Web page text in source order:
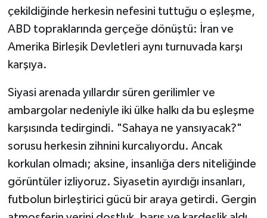
çekildiğinde herkesin nefesini tuttuğu o eşleşme,
ABD topraklarında gerçeğe dönüştü: İran ve
Amerika Birleşik Devletleri aynı turnuvada karşı
karşıya.
​Siyasi arenada yıllardır süren gerilimler ve
ambargolar nedeniyle iki ülke halkı da bu eşleşme
karşısında tedirgindi. "Sahaya ne yansıyacak?"
sorusu herkesin zihnini kurcalıyordu. Ancak
korkulan olmadı; aksine, insanlığa ders niteliğinde
görüntüler izliyoruz. Siyasetin ayırdığı insanları,
futbolun birleştirici gücü bir araya getirdi. Gergin